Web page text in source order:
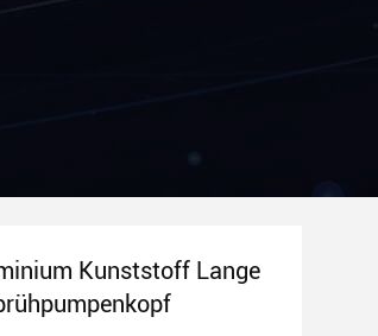
Kunststoff Lange